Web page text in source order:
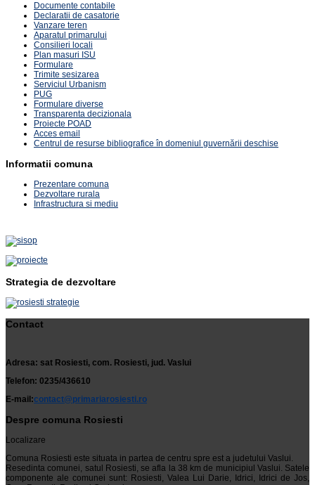
Documente contabile
Declaratii de casatorie
Vanzare teren
Aparatul primarului
Consilieri locali
Plan masuri ISU
Formulare
Trimite sesizarea
Serviciul Urbanism
PUG
Formulare diverse
Transparenta decizionala
Proiecte POAD
Acces email
Centrul de resurse bibliografice în domeniul guvernării deschise
Informatii comuna
Prezentare comuna
Dezvoltare rurala
Infrastructura si mediu
Strategia de dezvoltare
Contact
Adresa: sat Rosiesti, com. Rosiesti, jud. Vaslui
Telefon: 0235/436610
E-mail:contact@primariarosiesti.ro
Despre comuna Rosiesti
Localizare
Comuna Rosiesti este situata in partea de centru spre est a judetului Vaslui.
Resedinta comunei, satul Rosiesti, se afla la 38 km de municipiul Vaslui. Satele
componente ale comunei sunt: Rosiesti, Valea Lui Darie, Idrici, Idrici de Jos,